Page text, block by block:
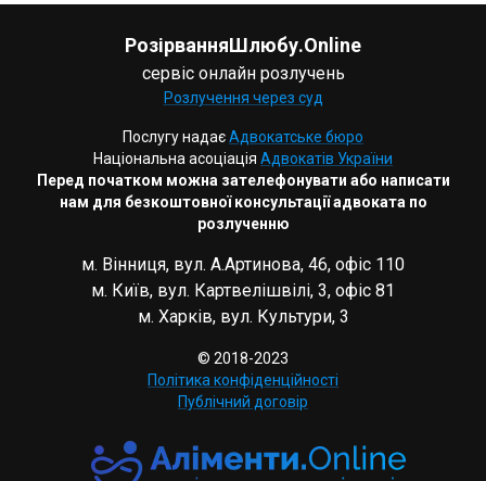
РозірванняШлюбу.Online
сервіс онлайн розлучень
Розлучення через суд
Послугу надаєАдвокатське бюро
Національна асоціація Адвокатів України
Перед початком можна зателефонувати або написати
нам для безкоштовної консультації адвоката по
розлученню
м. Вінниця, вул. А.Артинова, 46, офіс 110
м. Київ, вул. Картвелішвілі, 3, офіс 81
м. Харків, вул. Культури, 3
© 2018-2023
Політика конфіденційності
Публічний договір